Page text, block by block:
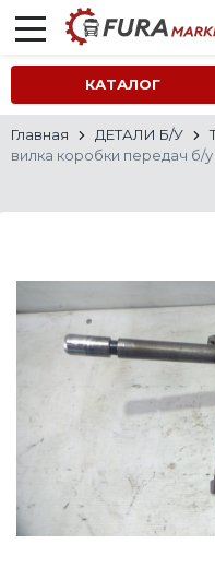
КАТАЛОГ
Главная ДЕТАЛИ Б/У
вилка коробки передач б/у